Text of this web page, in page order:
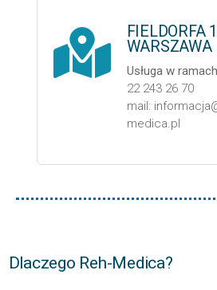
FIELDORFA
WARSZAWA
Usługa w
22 243 26 70
mail:
medica.pl
Dlaczego Reh-Medica?